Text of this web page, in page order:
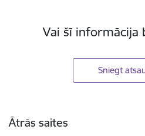
Vai šī informācija
Sniegt
Ātrās saites